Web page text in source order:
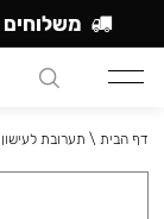
דף הבית \ תערובת לעישון
משלוחים